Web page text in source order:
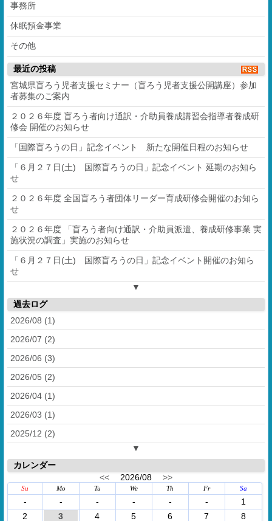
事務所
休眠預金事業
その他
最近の投稿
宮城県盲ろう児者支援セミナー（盲ろう児者支援公開講座）参加
者募集のご案内
２０２６年度 盲ろう者向け通訳・介助員養成講習会指導者養成研
修会 開催のお知らせ
「国際盲ろうの日」記念イベント 新たな開催日程のお知らせ
「６月２７日(土) 国際盲ろうの日」記念イベント 延期のお知ら
せ
２０２６年度 全国盲ろう者団体リーダー育成研修会開催のお知ら
せ
２０２６年度 「盲ろう者向け通訳・介助員派遣、養成研修事業 実
施状況の調査」実施のお知らせ
「６月２７日(土) 国際盲ろうの日」記念イベント開催のお知ら
せ
▼
過去ログ
2026/08 (1)
2026/07 (2)
2026/06 (3)
2026/05 (2)
2026/04 (1)
2026/03 (1)
2025/12 (2)
▼
カレンダー
<<2026/08 >>
Su Mo Tu We Th Fr Sa
- - - - - -
1
2
3 4 5 6 7 8